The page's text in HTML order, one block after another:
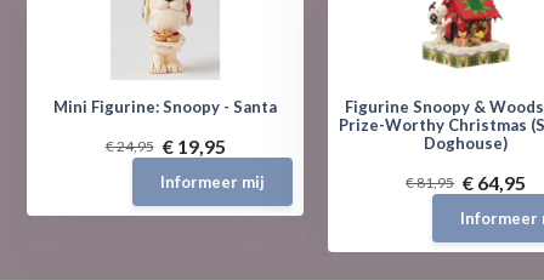
Mini Figurine: Snoopy - Santa
€ 24,95 € 19,95
Informeer mij
Figurine Snoopy &
Prize-Worthy Christmas
Doghouse)
€ 81,95 € 64,95
Informeer